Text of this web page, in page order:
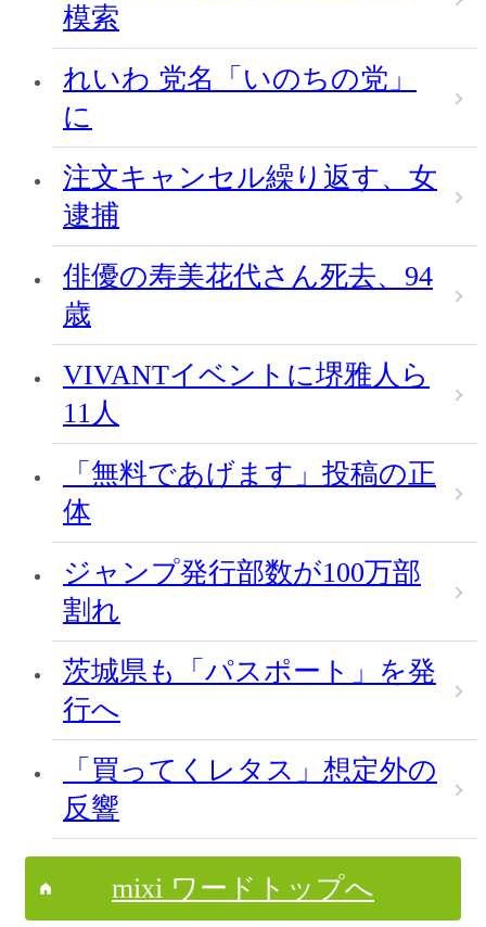
模索
れいわ 党名「いのちの党」
に
注文キャンセル繰り返す、女
逮捕
俳優の寿美花代さん死去、94
歳
VIVANTイベントに堺雅人ら
11人
「無料であげます」投稿の正
体
ジャンプ発行部数が100万部
割れ
茨城県も「パスポート」を発
行へ
「買ってくレタス」想定外の
反響
mixi ワードトップへ